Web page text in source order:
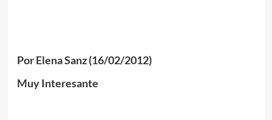
Por Elena Sanz (16/02/2012)
Muy Interesante